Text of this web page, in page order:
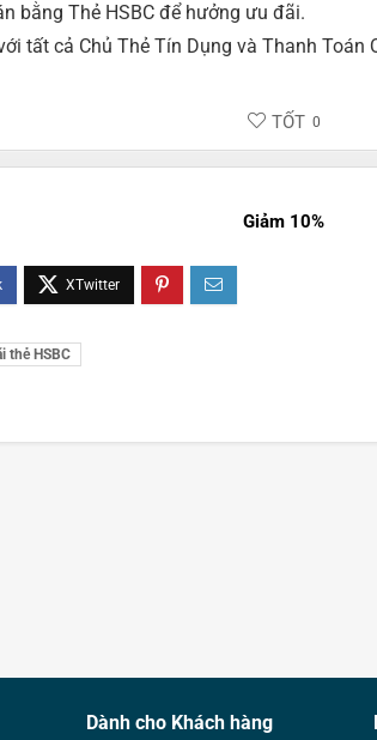
bằng Thẻ HSBC để hưởng ưu đãi.
tất cả Chủ Thẻ Tín Dụng và Thanh Toán
TỐT 0
Giảm 10%
thẻ HSBC
Dành cho Khách hàng